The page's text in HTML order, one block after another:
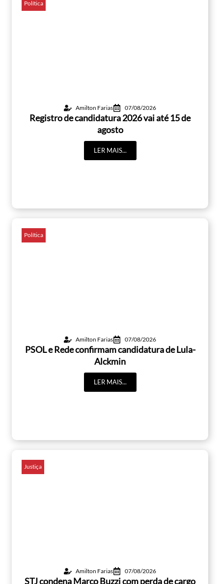
Política
Amilton Farias 07/08/2026
Registro de candidatura 2026 vai até 15 de
agosto
LER MAIS...
Política
Amilton Farias 07/08/2026
PSOL e Rede confirmam candidatura de Lula-
Alckmin
LER MAIS...
Justiça
Amilton Farias 07/08/2026
STJ condena Marco Buzzi com perda de cargo